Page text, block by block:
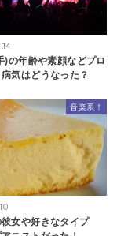
)の年齢や素顔などプロ
気はどうなった？
音楽系！
女や好きなタイプ